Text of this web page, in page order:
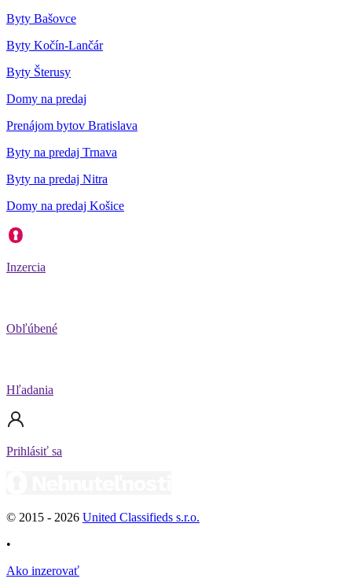
Byty Bašovce
Byty Kočín-Lančár
Byty Šterusy
Domy na predaj
Prenájom bytov Bratislava
Byty na predaj Trnava
Byty na predaj Nitra
Domy na predaj Košice
Inzercia
Obľúbené
Hľadania
Prihlásiť sa
© 2015 - 2026 United Classifieds s.r.o.
•
Ako inzerovať